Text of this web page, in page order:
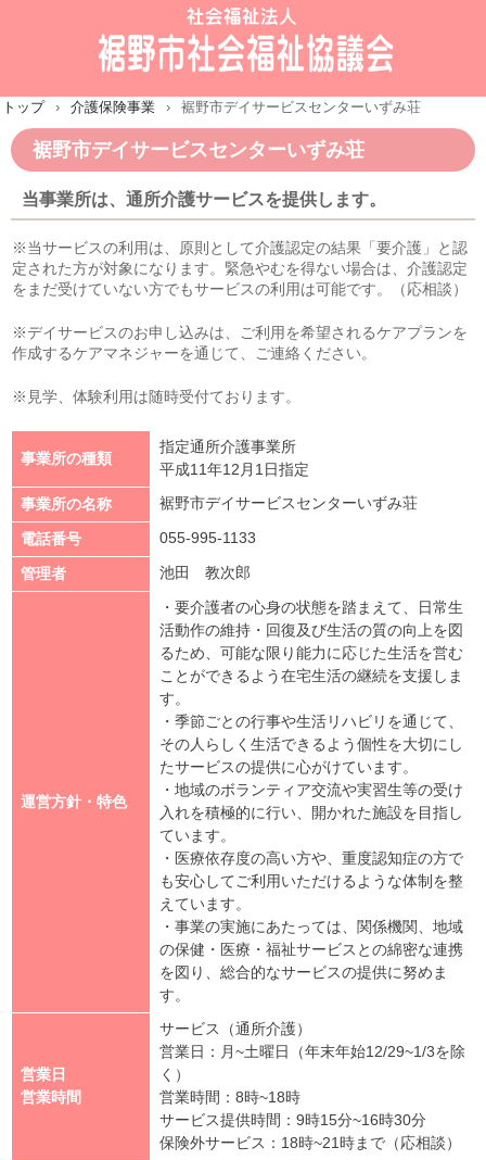
トップ › 介護保険事業 › 裾野市デイサービスセンターいずみ荘
裾野市デイサービスセンターいずみ荘
当事業所は、通所介護サービスを提供します。
※当サービスの利用は、原則として介護認定の結果「要介護」と認
定された方が対象になります。緊急やむを得ない場合は、介護認定
をまだ受けていない方でもサービスの利用は可能です。（応相談）
※デイサービスのお申し込みは、ご利用を希望されるケアプランを
作成するケアマネジャーを通じて、ご連絡ください。
※見学、体験利用は随時受付ております。
事業所の種類
指定通所介護事業所
平成11年12月1日指定
事業所の名称
裾野市デイサービスセンターいずみ荘
電話番号 055-995-1133
管理者 池田 教次郎
運営方針・特色
・要介護者の心身の状態を踏まえて、日常生
活動作の維持・回復及び生活の質の向上を図
るため、可能な限り能力に応じた生活を営む
ことができるよう在宅生活の継続を支援しま
す。
・季節ごとの行事や生活リハビリを通じて、
その人らしく生活できるよう個性を大切にし
たサービスの提供に心がけています。
・地域のボランティア交流や実習生等の受け
入れを積極的に行い、開かれた施設を目指し
ています。
・医療依存度の高い方や、重度認知症の方で
も安心してご利用いただけるような体制を整
えています。
・事業の実施にあたっては、関係機関、地域
の保健・医療・福祉サービスとの綿密な連携
を図り、総合的なサービスの提供に努めま
す。
営業日
営業時間
サービス（通所介護）
営業日：月~土曜日（年末年始12/29~1/3を除
く）
営業時間：8時~18時
サービス提供時間：9時15分~16時30分
保険外サービス：18時~21時まで（応相談）